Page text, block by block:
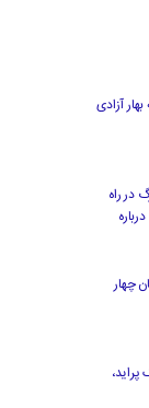
قیمت سکه بهار آزادی
در راه
ارزها ۱۲ مهر ۱۴۰۴/ تکان چهار